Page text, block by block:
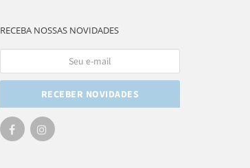
RECEBA NOSSAS NOVIDADES
RECEBER NOVIDADES